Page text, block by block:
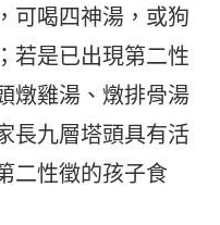
可喝四神湯，或狗
若是已出現第二性
燉雞湯、燉排骨湯
長九層塔頭具有活
二性徵的孩子食